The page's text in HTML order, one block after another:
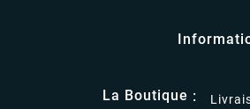
La Boutique